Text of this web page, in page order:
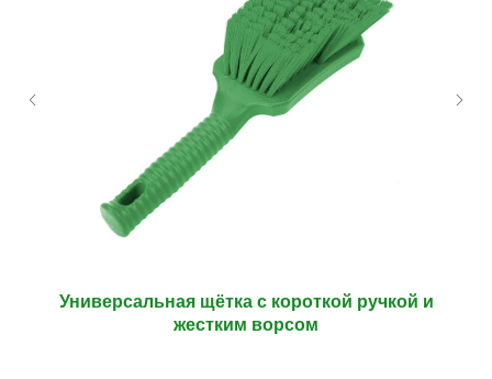
Универсальная щётка с короткой ручкой и
жестким ворсом